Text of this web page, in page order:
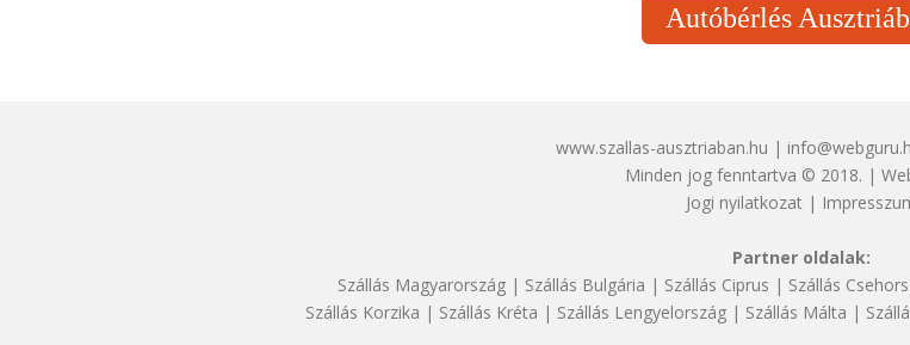
Autóbérlés
www.szallas-ausztriaban.hu |
Minden jog fenntartva © 2018. |
Jogi nyilatkozat |
Partner oldalak:
Szállás Magyarország | Szállás Bulgária | Szállás Ciprus | Szállás
Szállás Korzika | Szállás Kréta | Szállás Lengyelország| Szállás Málta |